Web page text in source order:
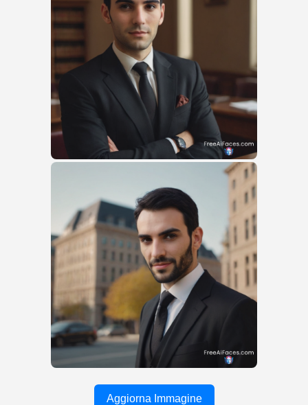
Aggiorna Immagine